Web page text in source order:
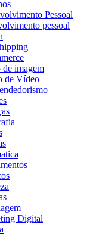
Pessoal
pessoal
de imagem
de Vídeo
Digital